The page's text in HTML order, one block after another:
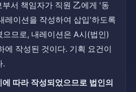
부서 책임자가 직원 乙에게 '동
레이션을 작성하여 삽입'하도록
으므로, 내레이션은 A시(법인)
에 작성된 것이다. 기획 요건이
.
따라 작성되었으므로 법인의